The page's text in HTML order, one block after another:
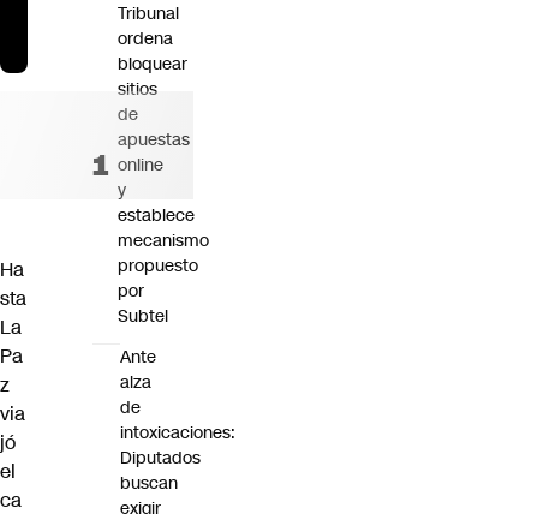
Ha
sta
La
Pa
z
via
jó
el
ca
Tribunal
ordena
bloquear
sitios
de
apuestas
online
y
establece
mecanismo
propuesto
por
Subtel
Ante
alza
de
intoxicaciones:
Diputados
buscan
exigir